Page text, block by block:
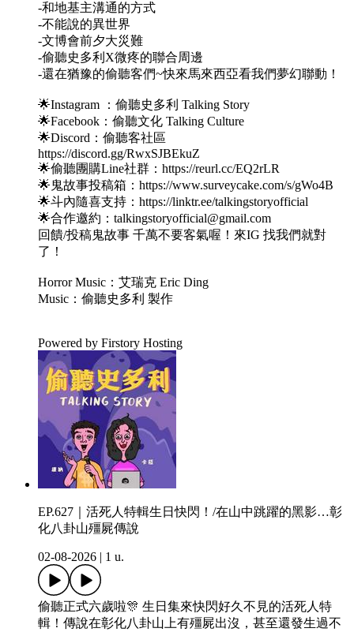
-和地基主溝通的方式
-不能說的異世界
-文博會前夕大災難
-偷聽史多利X微疼的聯合周邊
-還在猶豫的偷聽客們~快來馬來西亞看我們夢幻聯動！
🌟Instagram ：偷聽史多利 Talking Story
🌟Facebook：偷聽文化 Talking Culture
🌟Discord：偷聽客社區
https://discord.gg/RwxSJBEkuZ
🌟偷聽團購Line社群：https://reurl.cc/EQ2rLR
🌟鬼故事投稿箱：https://www.surveycake.com/s/gWo4B
🌟斗內隨喜支持：https://linktr.ee/talkingstoryofficial
🌟合作邀約：talkingstoryofficial@gmail.com
回饋/投稿鬼故事 千萬不要客氣喔！來IG 找我們就對
了！
Horror Music：艾瑞克 Eric Ding
Music：偷聽史多利 製作
Powered by Firstory Hosting
EP.627｜活死人特輯生日快閃！/在山中跳躍的黑影…彰
化八卦山殭屍傳說
02-08-2026 1 u.
偷聽正式六歲啦🎊 生日集來快閃好久不見的活死人特
輯！傳說在彰化八卦山上有殭屍出沒，甚至還發生過不